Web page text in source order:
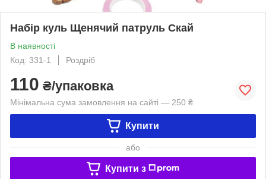
Набір куль Щенячий патруль Скай
В наявності
Код: 331-1
Роздріб
110 ₴/упаковка
Мінімальна сума замовлення на сайті — 250 ₴
Купити
або
Купити з